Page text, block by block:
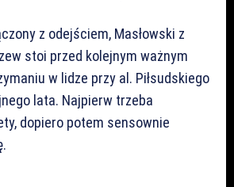
z odejściem, Masłowski z
stoi przed kolejnym ważnym
w lidze przy al. Piłsudskiego
lata. Najpierw trzeba
dopiero potem sensownie